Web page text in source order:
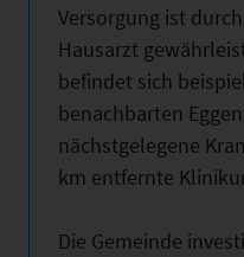
Versorgung ist
Hausarzt
befindet sich
benachbarten
nächstgelegene
km entfernte
Die Gemeinde